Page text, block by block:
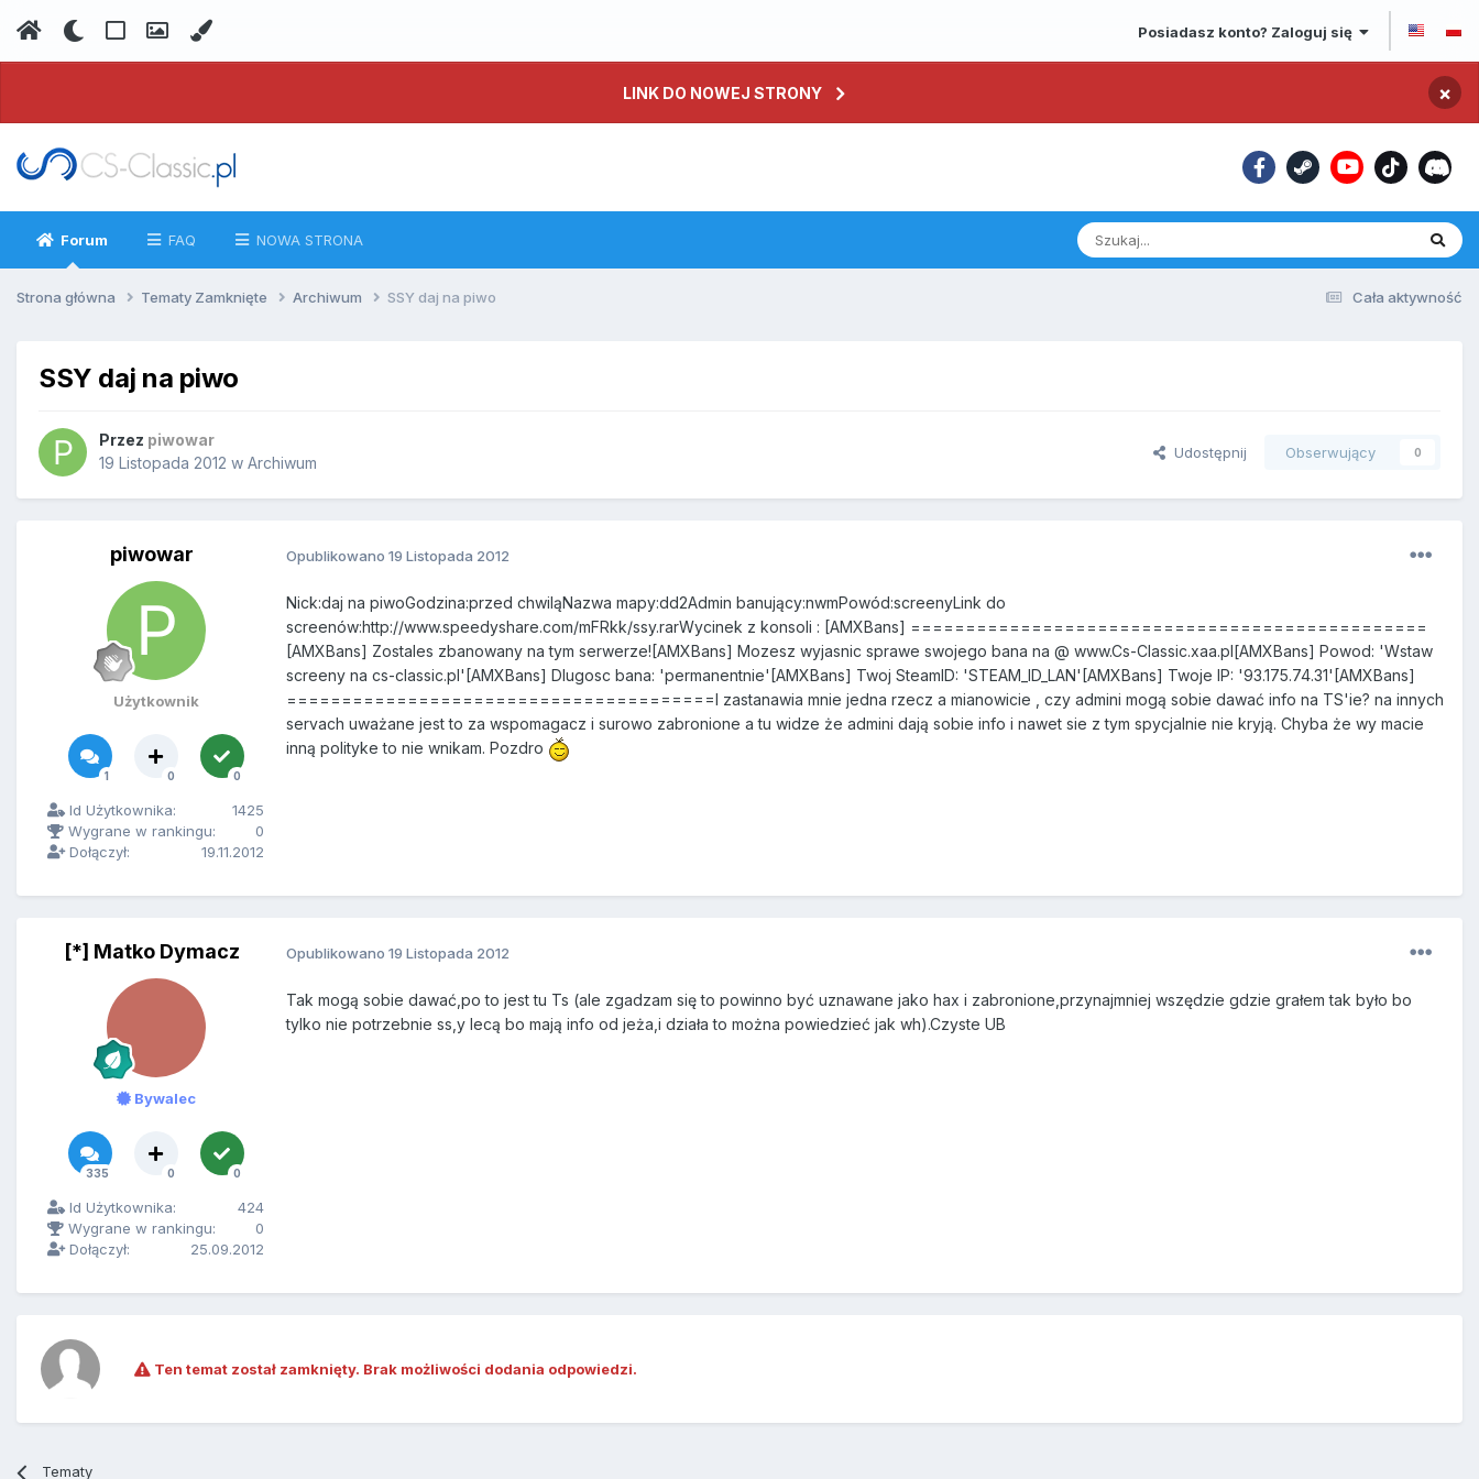
Posiadasz konto? Zaloguj się
LINK DO NOWEJ STRONY ×
Forum FAQ NOWA STRONA
Cała aktywność
Strona główna Tematy Zamknięte Archiwum SSY daj na piwo
SSY daj na piwo
Przez piwowar
19 Listopada 2012 w Archiwum
Udostępnij Obserwujący 0
piwowar
Użytkownik
1 0 0
Id Użytkownika:
1425
Wygrane w rankingu:
0
Dołączył:
19.11.2012
Opublikowano 19 Listopada 2012
Nick:daj na piwoGodzina:przed chwiląNazwa mapy:dd2Admin banujący:nwmPowód:screenyLink do
screenów:http://www.speedyshare.com/mFRkk/ssy.rarWycinek z konsoli : [AMXBans] ===============================================
[AMXBans] Zostales zbanowany na tym serwerze![AMXBans] Mozesz wyjasnic sprawe swojego bana na @ www.Cs-Classic.xaa.pl[AMXBans] Powod: 'Wstaw
screeny na cs-classic.pl'[AMXBans] Dlugosc bana: 'permanentnie'[AMXBans] Twoj SteamID: 'STEAM_ID_LAN'[AMXBans] Twoje IP: '93.175.74.31'[AMXBans]
=======================================I zastanawia mnie jedna rzecz a mianowicie , czy admini mogą sobie dawać info na TS'ie? na innych
servach uważane jest to za wspomagacz i surowo zabronione a tu widze że admini dają sobie info i nawet sie z tym spycjalnie nie kryją. Chyba że wy macie
inną polityke to nie wnikam. Pozdro
[*] Matko Dymacz
Bywalec
335 0 0
Id Użytkownika:
424
Wygrane w rankingu:
0
Dołączył:
25.09.2012
Opublikowano 19 Listopada 2012
Tak mogą sobie dawać,po to jest tu Ts (ale zgadzam się to powinno być uznawane jako hax i zabronione,przynajmniej wszędzie gdzie grałem tak było bo
tylko nie potrzebnie ss,y lecą bo mają info od jeża,i działa to można powiedzieć jak wh).Czyste UB
Ten temat został zamknięty. Brak możliwości dodania odpowiedzi.
Tematy